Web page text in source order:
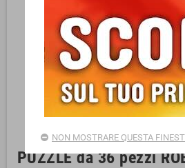
PUZZLE da 36 pezzi
NON MOSTRARE QUESTA